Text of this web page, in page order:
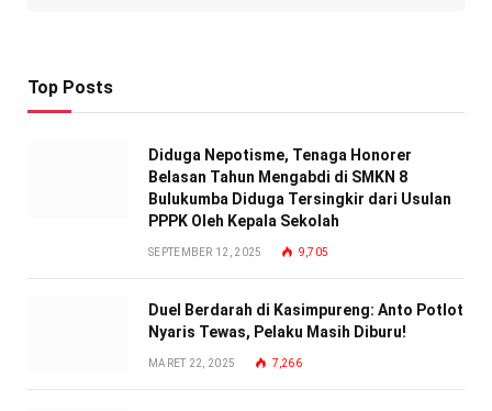
Top Posts
Diduga Nepotisme, Tenaga Honorer
Belasan Tahun Mengabdi di SMKN 8
Bulukumba Diduga Tersingkir dari Usulan
PPPK Oleh Kepala Sekolah
SEPTEMBER 12, 2025 9,705
Duel Berdarah di Kasimpureng: Anto Potlot
Nyaris Tewas, Pelaku Masih Diburu!
MARET 22, 2025 7,266